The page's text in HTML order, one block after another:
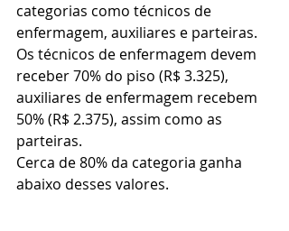
categorias como técnicos de
enfermagem, auxiliares e parteiras.
Os técnicos de enfermagem devem
receber 70% do piso (R$ 3.325),
auxiliares de enfermagem recebem
50% (R$ 2.375), assim como as
parteiras.
Cerca de 80% da categoria ganha
abaixo desses valores.